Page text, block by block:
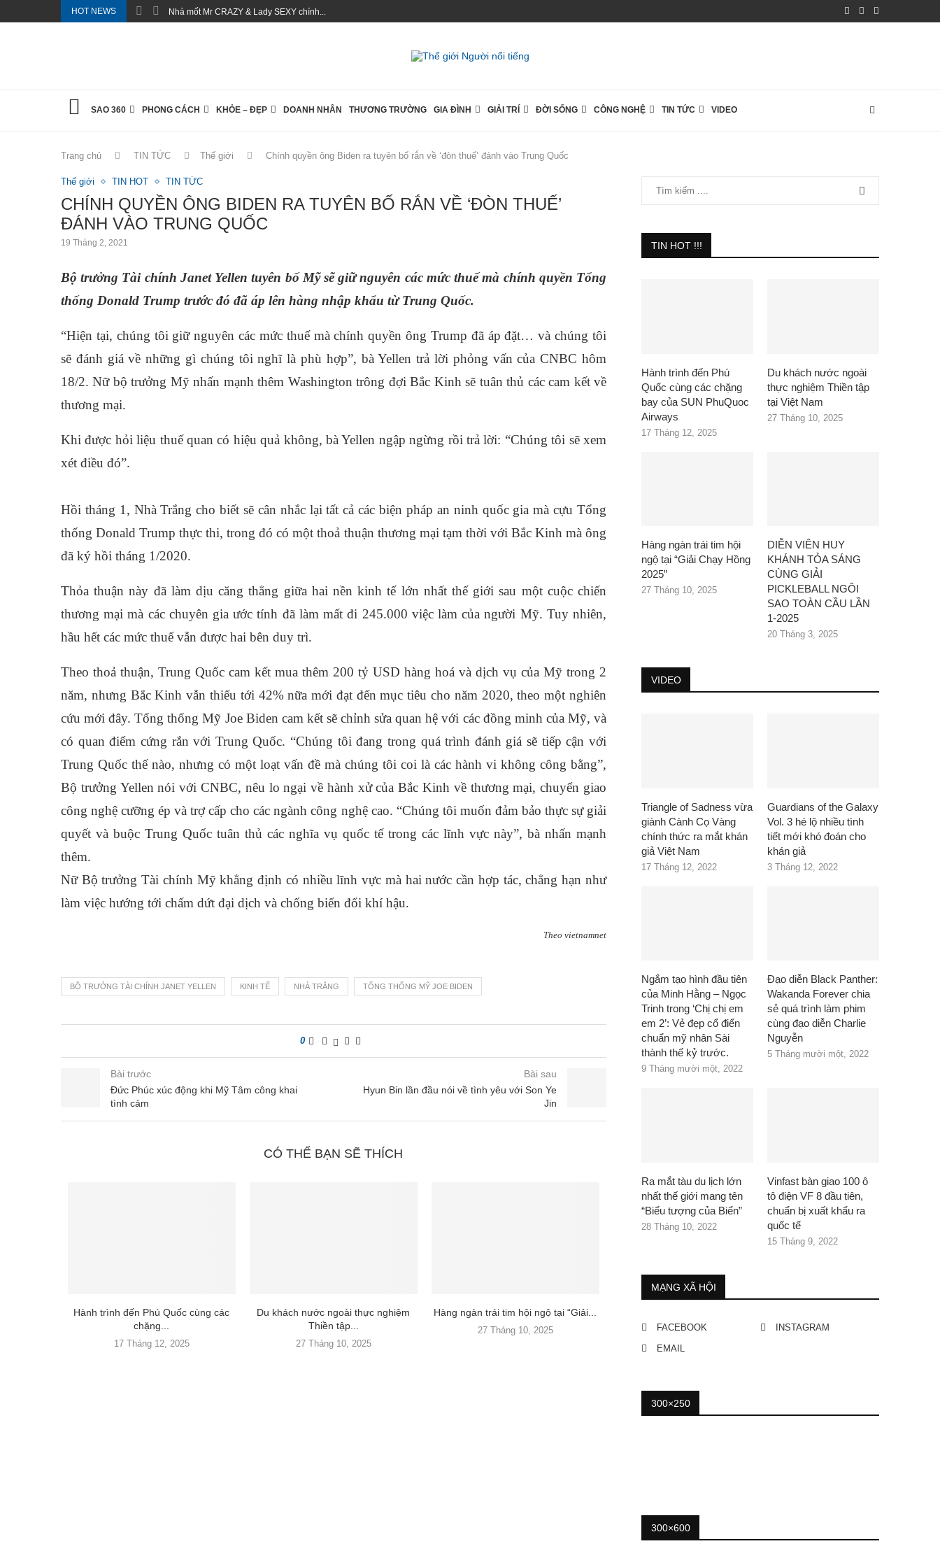
HOT NEWS Nhà mốt Mr CRAZY & Lady SEXY chính...
SAO 360 PHONG CÁCH KHỎE – ĐẸP DOANH NHÂN THƯƠNG TRƯỜNG GIA ĐÌNH GIẢI TRÍ ĐỜI SỐNG CÔNG NGHỆ TIN TỨC VIDEO
Trang chủ TIN TỨC Thế giới Chính quyền ông Biden ra tuyên bố rắn về ‘đòn thuế’ đánh vào Trung Quốc
Thế giới TIN HOT TIN TỨC
CHÍNH QUYỀN ÔNG BIDEN RA TUYÊN BỐ RẮN VỀ ‘ĐÒN THUẾ’
ĐÁNH VÀO TRUNG QUỐC
19 Tháng 2, 2021
Bộ trưởng Tài chính Janet Yellen tuyên bố Mỹ sẽ giữ nguyên các mức thuế mà chính quyền Tổng
thống Donald Trump trước đó đã áp lên hàng nhập khẩu từ Trung Quốc.
“Hiện tại, chúng tôi giữ nguyên các mức thuế mà chính quyền ông Trump đã áp đặt… và chúng tôi
sẽ đánh giá về những gì chúng tôi nghĩ là phù hợp”, bà Yellen trả lời phỏng vấn của CNBC hôm
18/2. Nữ bộ trưởng Mỹ nhấn mạnh thêm Washington trông đợi Bắc Kinh sẽ tuân thủ các cam kết về
thương mại.
Khi được hỏi liệu thuế quan có hiệu quả không, bà Yellen ngập ngừng rồi trả lời: “Chúng tôi sẽ xem
xét điều đó”.
Hồi tháng 1, Nhà Trắng cho biết sẽ cân nhắc lại tất cả các biện pháp an ninh quốc gia mà cựu Tổng
thống Donald Trump thực thi, trong đó có một thoả thuận thương mại tạm thời với Bắc Kinh mà ông
đã ký hồi tháng 1/2020.
Thỏa thuận này đã làm dịu căng thẳng giữa hai nền kinh tế lớn nhất thế giới sau một cuộc chiến
thương mại mà các chuyên gia ước tính đã làm mất đi 245.000 việc làm của người Mỹ. Tuy nhiên,
hầu hết các mức thuế vẫn được hai bên duy trì.
Theo thoả thuận, Trung Quốc cam kết mua thêm 200 tỷ USD hàng hoá và dịch vụ của Mỹ trong 2
năm, nhưng Bắc Kinh vẫn thiếu tới 42% nữa mới đạt đến mục tiêu cho năm 2020, theo một nghiên
cứu mới đây.Tổng thống Mỹ Joe Biden cam kết sẽ chỉnh sửa quan hệ với các đồng minh của Mỹ, và
có quan điểm cứng rắn với Trung Quốc. “Chúng tôi đang trong quá trình đánh giá sẽ tiếp cận với
Trung Quốc thế nào, nhưng có một loạt vấn đề mà chúng tôi coi là các hành vi không công bằng”,
Bộ trưởng Yellen nói với CNBC, nêu lo ngại về hành xử của Bắc Kinh về thương mại, chuyển giao
công nghệ cưỡng ép và trợ cấp cho các ngành công nghệ cao. “Chúng tôi muốn đảm bảo thực sự giải
quyết và buộc Trung Quốc tuân thủ các nghĩa vụ quốc tế trong các lĩnh vực này”, bà nhấn mạnh
thêm.
Nữ Bộ trưởng Tài chính Mỹ khẳng định có nhiều lĩnh vực mà hai nước cần hợp tác, chẳng hạn như
làm việc hướng tới chấm dứt đại dịch và chống biến đổi khí hậu.
Theo vietnamnet
BỘ TRƯỞNG TÀI CHÍNH JANET YELLEN KINH TẾ NHÀ TRẮNG TỔNG THỐNG MỸ JOE BIDEN
0
Bài trước
Đức Phúc xúc động khi Mỹ Tâm công khai
tình cảm
Bài sau
Hyun Bin lần đầu nói về tình yêu với Son Ye
Jin
CÓ THỂ BẠN SẼ THÍCH
Hành trình đến Phú Quốc cùng các
chặng...
17 Tháng 12, 2025
Du khách nước ngoài thực nghiệm
Thiền tập...
27 Tháng 10, 2025
Hàng ngàn trái tim hội ngộ tại “Giải...
27 Tháng 10, 2025
TIN HOT !!!
Hành trình đến Phú
Quốc cùng các chặng
bay của SUN PhuQuoc
Airways
17 Tháng 12, 2025
Du khách nước ngoài
thực nghiệm Thiền tập
tại Việt Nam
27 Tháng 10, 2025
Hàng ngàn trái tim hội
ngộ tại “Giải Chạy Hồng
2025”
27 Tháng 10, 2025
DIỄN VIÊN HUY
KHÁNH TỎA SÁNG
CÙNG GIẢI
PICKLEBALL NGÔI
SAO TOÀN CẦU LẦN
1-2025
20 Tháng 3, 2025
VIDEO
Triangle of Sadness vừa
giành Cành Cọ Vàng
chính thức ra mắt khán
giả Việt Nam
17 Tháng 12, 2022
Guardians of the Galaxy
Vol. 3 hé lộ nhiều tình
tiết mới khó đoán cho
khán giả
3 Tháng 12, 2022
Ngắm tạo hình đầu tiên
của Minh Hằng – Ngọc
Trinh trong ‘Chị chị em
em 2’: Vẻ đẹp cổ điển
chuẩn mỹ nhân Sài
thành thế kỷ trước.
9 Tháng mười một, 2022
Đạo diễn Black Panther:
Wakanda Forever chia
sẻ quá trình làm phim
cùng đạo diễn Charlie
Nguyễn
5 Tháng mười một, 2022
Ra mắt tàu du lịch lớn
nhất thế giới mang tên
“Biểu tượng của Biển”
28 Tháng 10, 2022
Vinfast bàn giao 100 ô
tô điện VF 8 đầu tiên,
chuẩn bị xuất khẩu ra
quốc tế
15 Tháng 9, 2022
MẠNG XÃ HỘI
FACEBOOK
INSTAGRAM
EMAIL
300×250
300×600